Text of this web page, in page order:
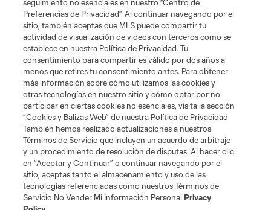
Sitios Web del Club
Club
Tickets
News
MLSSOCCER.COM
seguimiento no esenciales en nuestro "Centro de
Preferencias de Privacidad". Al continuar navegando por el
sitio, también aceptas que MLS puede compartir tu
actividad de visualización de videos con terceros como se
establece en nuestra Política de Privacidad. Tu
consentimiento para compartir es válido por dos años a
menos que retires tu consentimiento antes. Para obtener
más información sobre cómo utilizamos las cookies y
otras tecnologías en nuestro sitio y cómo optar por no
participar en ciertas cookies no esenciales, visita la sección
“Cookies y Balizas Web” de nuestra Política de Privacidad
También hemos realizado actualizaciones a nuestros
Términos de Servicio que incluyen un acuerdo de arbitraje
y un procedimiento de resolución de disputas. Al hacer clic
en “Aceptar y Continuar” o continuar navegando por el
sitio, aceptas tanto el almacenamiento y uso de las
tecnologías referenciadas como nuestros Términos de
Servicio No Vender Mi Información PersonalPrivacy